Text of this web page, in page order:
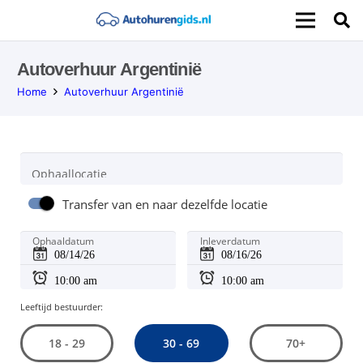
Autoverhuur Argentinië
Home Autoverhuur Argentinië
Ophaallocatie
Transfer van en naar dezelfde locatie
Ophaaldatum Inleverdatum
Leeftijd bestuurder:
18 - 29 30 - 69 70+